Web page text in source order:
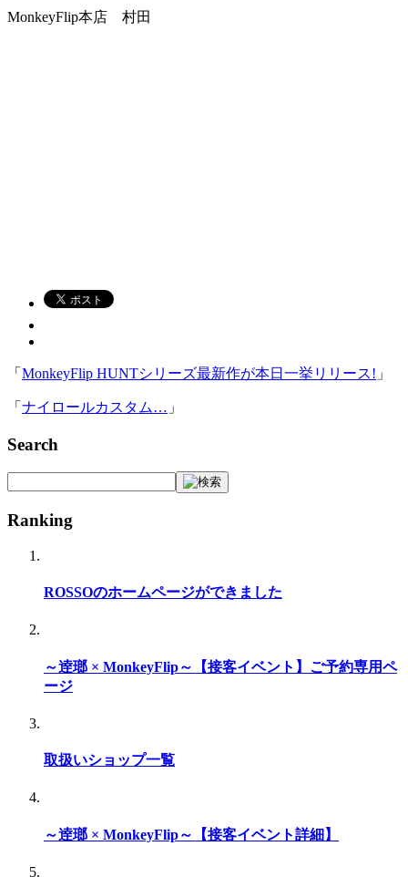
MonkeyFlip本店 村田
「 MonkeyFlip HUNTシリーズ最新作が本日一挙リリース! 」
「 ナイロールカスタム… 」
Search
Ranking
ROSSOのホームページができました
～逹瑯 × MonkeyFlip～【接客イベント】ご予約専用ペ
ージ
取扱いショップ一覧
～逹瑯 × MonkeyFlip～【接客イベント詳細】